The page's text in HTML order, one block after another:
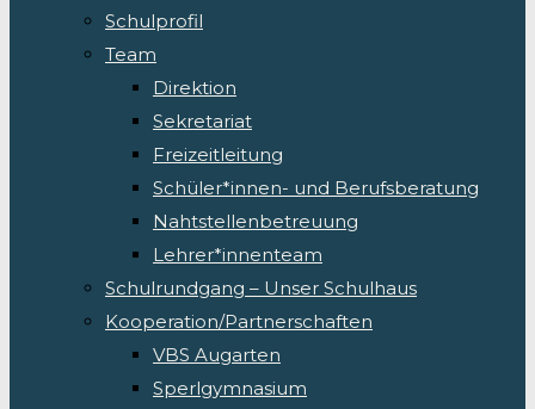
Schulprofil
Team
Direktion
Sekretariat
Freizeitleitung
Schüler*innen- und Berufsberatung
Nahtstellenbetreuung
Lehrer*innenteam
Schulrundgang – Unser Schulhaus
Kooperation/Partnerschaften
VBS Augarten
Sperlgymnasium